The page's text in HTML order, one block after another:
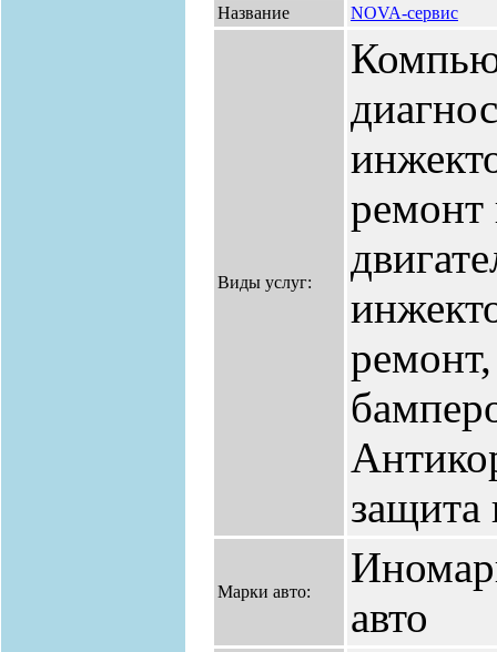
Название NOVA-сервис
Виды услуг:
ремонт
защита
Марки авто:
авто